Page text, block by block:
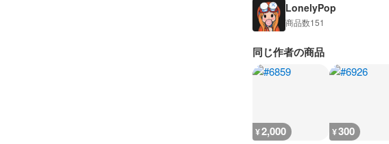
LonelyPop
商品数151
同じ作者の商品
¥2,000 ¥300